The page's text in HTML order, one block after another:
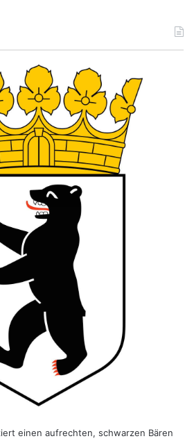
einen aufrechten, schwarzen Bären